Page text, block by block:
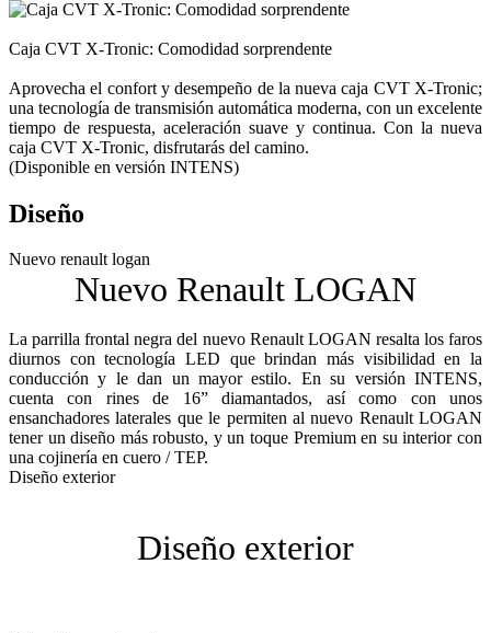
Caja CVT X-Tronic: Comodidad sorprendente
Aprovecha el confort y desempeño de la nueva caja CVT X-Tronic;
una tecnología de transmisión automática moderna, con un excelente
tiempo de respuesta, aceleración suave y continua. Con la nueva
caja CVT X-Tronic, disfrutarás del camino.
(Disponible en versión INTENS)
Diseño
Nuevo renault logan
Nuevo Renault LOGAN
La parrilla frontal negra del nuevo Renault LOGAN resalta los faros
diurnos con tecnología LED que brindan más visibilidad en la
conducción y le dan un mayor estilo. En su versión INTENS,
cuenta con rines de 16” diamantados, así como con unos
ensanchadores laterales que le permiten al nuevo Renault LOGAN
tener un diseño más robusto, y un toque Premium en su interior con
una cojinería en cuero / TEP.
Diseño exterior
Diseño exterior